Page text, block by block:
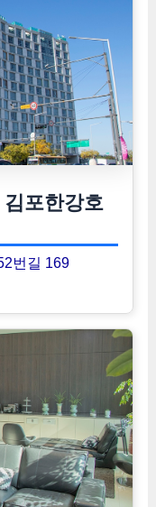
포한강호
번길 169